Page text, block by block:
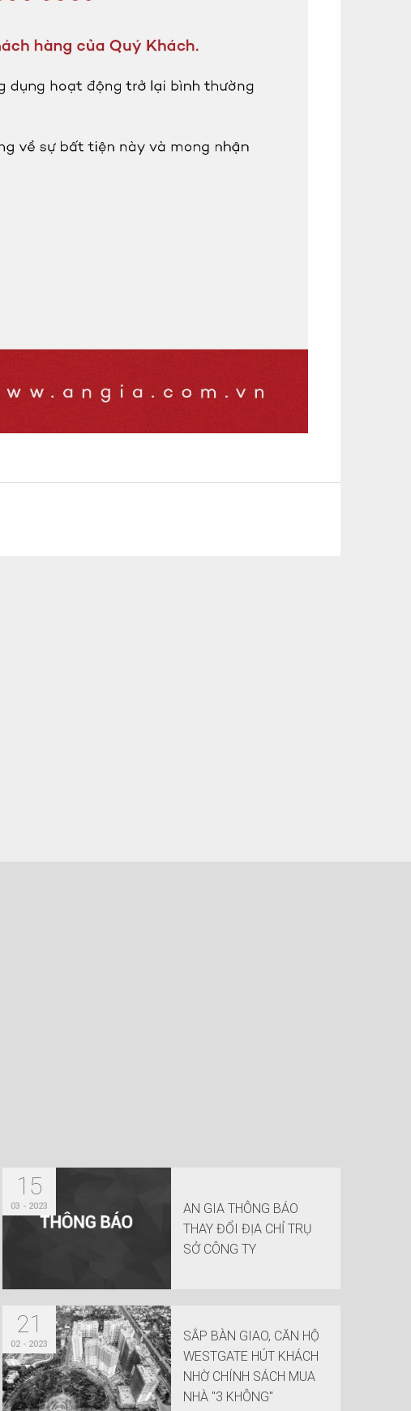
15
03 - 2023
AN GIA THÔNG BÁO
THAY ĐỔI ĐỊA CHỈ TRỤ
SỞ CÔNG TY
21
02 - 2023
SẮP BÀN GIAO, CĂN HỘ
WESTGATE HÚT KHÁCH
NHỜ CHÍNH SÁCH MUA
NHÀ "3 KHÔNG"